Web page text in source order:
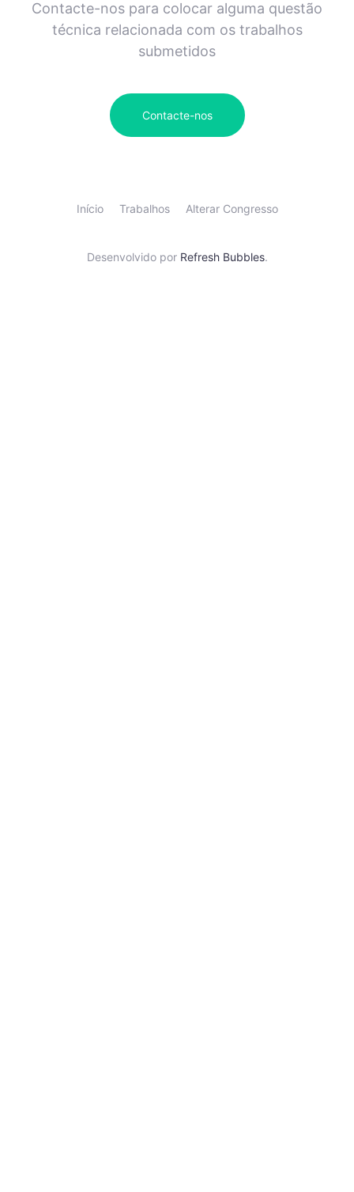
Contacte-nos para colocar alguma questão
técnica relacionada com os trabalhos
submetidos
Contacte-nos
Início Trabalhos Alterar Congresso
Desenvolvido por Refresh Bubbles.